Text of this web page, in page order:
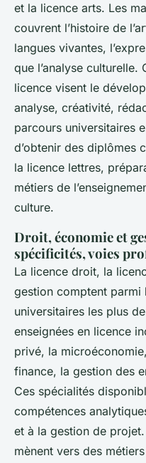
et la licence arts. Les
couvrent l’histoire de
langues vivantes,
que l’analyse culturelle.
licence visent le
analyse, créativité,
parcours universitaires
d’obtenir des diplômes
la licence lettres,
métiers de
culture.
Droit, économie et
spécificités, voies
La licence droit, la
gestion comptent parmi
universitaires les plus
enseignées en licence
privé, la
finance, la gestion des
Ces spécialités
compétences
et à la gestion de
mènent vers des